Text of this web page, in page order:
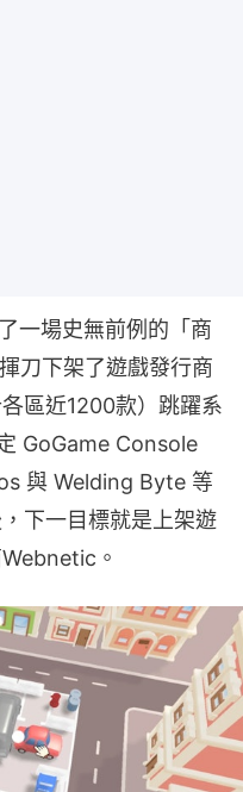
一場史無前例的「商
刀下架了遊戲發行商
區近1200款）跳躍系
GoGame Console
與 Welding Byte 等
下一目標就是上架遊
。